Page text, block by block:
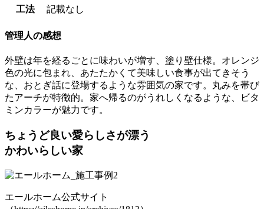
工法
記載なし
管理人の感想
外壁は年を経るごとに味わいが増す、塗り壁仕様。オレンジ
色の光に包まれ、あたたかくて美味しい食事が出てきそう
な、おとぎ話に登場するような雰囲気の家です。丸みを帯び
たアーチが特徴的。家へ帰るのがうれしくなるような、ビタ
ミンカラーが魅力です。
ちょうど良い愛らしさが漂う
かわいらしい家
エールホーム公式サイト